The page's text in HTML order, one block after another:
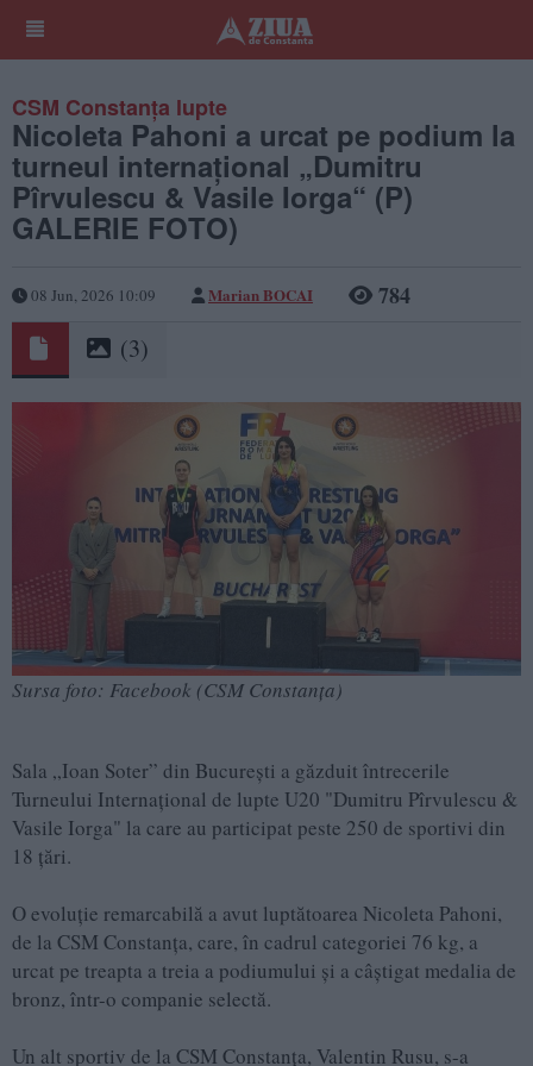
CSM Constanța lupte
Nicoleta Pahoni a urcat pe podium la
turneul internațional „Dumitru
Pîrvulescu & Vasile Iorga“ (P)
GALERIE FOTO)
08 Jun, 2026 10:09 Marian BOCAI 784
(3)
Sursa foto: Facebook (CSM Constanța)
Sala „Ioan Soter” din București a găzduit întrecerile
Turneului Internațional de lupte U20 "Dumitru Pîrvulescu &
Vasile Iorga" la care au participat peste 250 de sportivi din
18 țări.
O evoluție remarcabilă a avut luptătoarea Nicoleta Pahoni,
de la CSM Constanța, care, în cadrul categoriei 76 kg, a
urcat pe treapta a treia a podiumului și a câștigat medalia de
bronz, într-o companie selectă.
Un alt sportiv de la CSM Constanța, Valentin Rusu, s-a